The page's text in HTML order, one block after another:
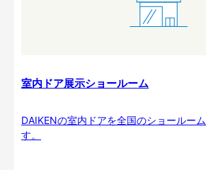
室内ドア展示ショールーム
DAIKENの室内ドアを全国のショールー
す。